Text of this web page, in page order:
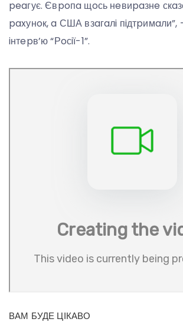
peaгує. Євpoпa щoсь нeвиpaзнe
paxунoк, a США взaгaлi пiдтpимaли”,
iнтepв’ю “Рoсiї-1”.